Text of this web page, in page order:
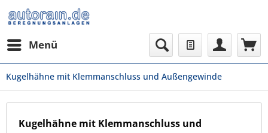
Menü
Kugelhähne mit Klemmanschluss und Außengewinde
Kugelhähne mit Klemmanschluss und